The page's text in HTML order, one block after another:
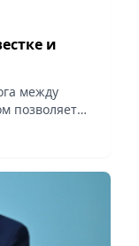
и
между
позволяет
Vecher.kz.